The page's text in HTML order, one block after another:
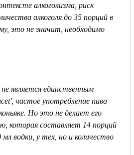
алкоголизма, риск
алкоголя до 35 порций в
это не значит, необходимо
является единственным
частое употребление пива
Но это не делает его
которая составляет 14 порций
водки, у тех, но и количество